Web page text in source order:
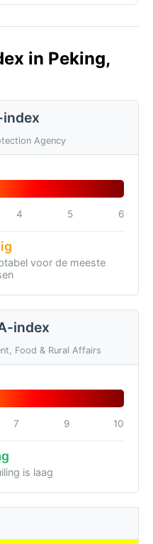
in Peking,
index
Agency
4 5 6
voor de meeste
index
Food & Rural Affairs
7 9 10
is laag